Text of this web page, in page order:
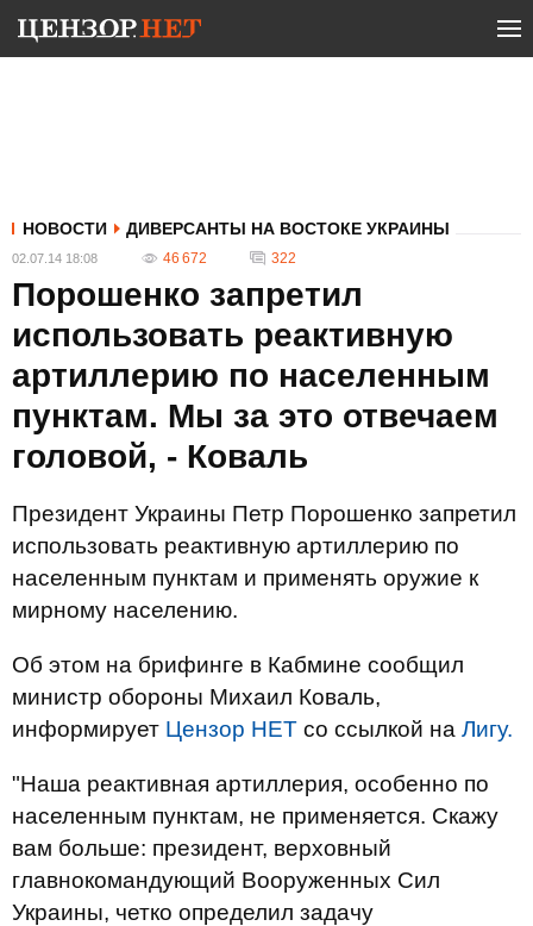
НОВОСТИ ДИВЕРСАНТЫ НА ВОСТОКЕ УКРАИНЫ
02.07.14 18:08 46 672 322
Порошенко запретил
использовать реактивную
артиллерию по населенным
пунктам. Мы за это отвечаем
головой, - Коваль
Президент Украины Петр Порошенко запретил
использовать реактивную артиллерию по
населенным пунктам и применять оружие к
мирному населению.
Об этом на брифинге в Кабмине сообщил
министр обороны Михаил Коваль,
информирует Цензор НЕТ со ссылкой на Лигу.
"Наша реактивная артиллерия, особенно по
населенным пунктам, не применяется. Скажу
вам больше: президент, верховный
главнокомандующий Вооруженных Сил
Украины, четко определил задачу